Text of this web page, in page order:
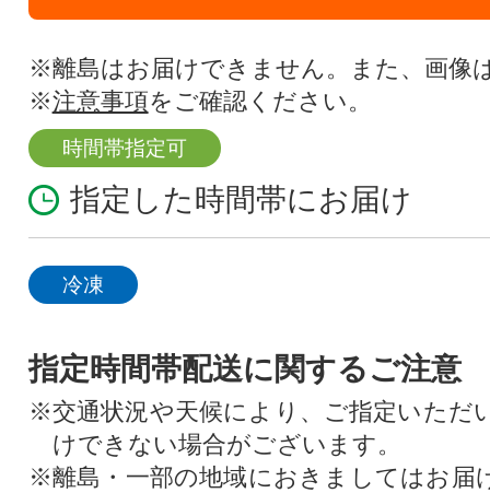
※離島はお届けできません。また、画像
※注意事項をご確認ください。
時間帯指定可
指定した時間帯にお届け
冷凍
指定時間帯配送に関するご注意
※交通状況や天候により、ご指定いただ
けできない場合がございます。
※離島・一部の地域におきましてはお届